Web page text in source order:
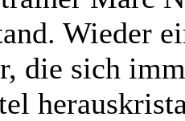
Wieder
die sich